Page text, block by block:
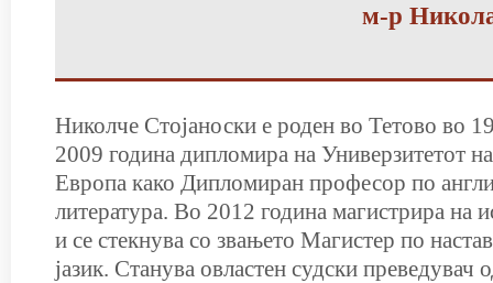
м-р
Николче Стојаноски е роден во Тетово во
2009 година дипломира на Универзитетот
Европа како Дипломиран професор по
литература. Во 2012 година магистрира на
и се стекнува со звањето Магистер по
јазик. Станува овластен судски преведувач